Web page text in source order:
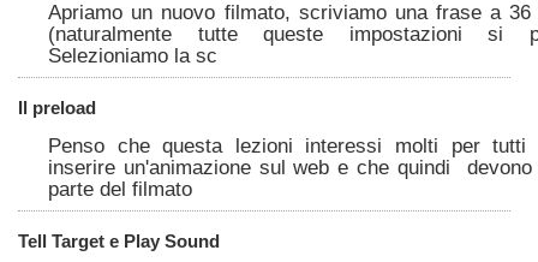
Apriamo un nuovo filmato, scriviamo una frase a
(naturalmente tutte queste impostazioni si
Selezioniamo la sc
Il preload
Penso che questa lezioni interessi molti per tutti
inserire un'animazione sul web e che quindi
parte del filmato
Tell Target e Play Sound